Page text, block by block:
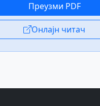
Преузми PDF
Онлајн читач